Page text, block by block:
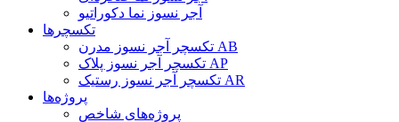
آجر نسوز نما دکوراتیو
تکسچرها
تکسچر آجر نسوز مدرن AB
تکسچر آجر نسوز پلاک AP
تکسچر آجر نسوز رستیک AR
پروژه‌ها
پروژه‌های شاخص